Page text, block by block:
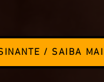
/ SAIBA